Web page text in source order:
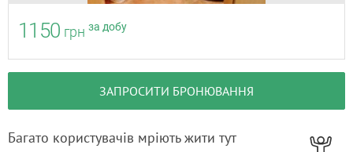
1150 грн за добу
ЗАПРОСИТИ БРОНЮВАННЯ
Багато користувачів мріють жити тут